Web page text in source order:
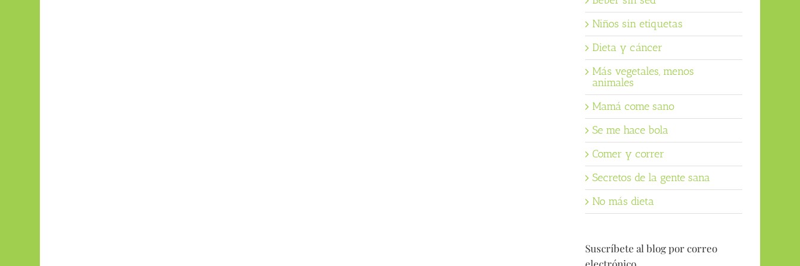
Niños sin etiquetas
Dieta y cáncer
Más vegetales, menos
animales
Mamá come sano
Se me hace bola
Comer y correr
Secretos de la gente sana
No más dieta
Suscríbete al blog por correo